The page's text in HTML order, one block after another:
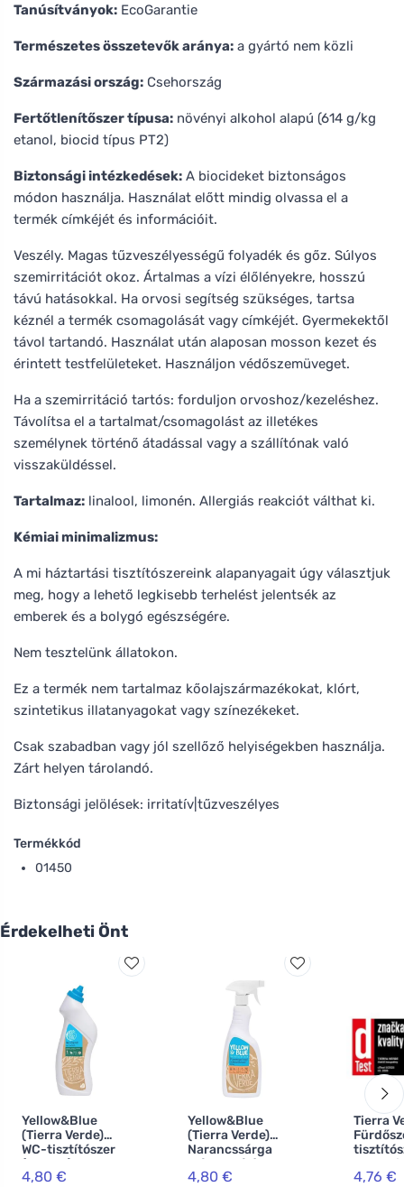
Tanúsítványok: EcoGarantie
Természetes összetevők aránya: a gyártó nem közli
Származási ország: Csehország
Fertőtlenítőszer típusa: növényi alkohol alapú (614 g/kg
etanol, biocid típus PT2)
Biztonsági intézkedések: A biocideket biztonságos
módon használja. Használat előtt mindig olvassa el a
termék címkéjét és információit.
Veszély. Magas tűzveszélyességű folyadék és gőz. Súlyos
szemirritációt okoz. Ártalmas a vízi élőlényekre, hosszú
távú hatásokkal. Ha orvosi segítség szükséges, tartsa
kéznél a termék csomagolását vagy címkéjét. Gyermekektől
távol tartandó. Használat után alaposan mosson kezet és
érintett testfelületeket. Használjon védőszemüveget.
Ha a szemirritáció tartós: forduljon orvoshoz/kezeléshez.
Távolítsa el a tartalmat/csomagolást az illetékes
személynek történő átadással vagy a szállítónak való
visszaküldéssel.
Tartalmaz: linalool, limonén. Allergiás reakciót válthat ki.
Kémiai minimalizmus:
A mi háztartási tisztítószereink alapanyagait úgy választjuk
meg, hogy a lehető legkisebb terhelést jelentsék az
emberek és a bolygó egészségére.
Nem tesztelünk állatokon.
Ez a termék nem tartalmaz kőolajszármazékokat, klórt,
szintetikus illatanyagokat vagy színezékeket.
Csak szabadban vagy jól szellőző helyiségekben használja.
Zárt helyen tárolandó.
Biztonsági jelölések: irritatív|tűzveszélyes
Termékkód
01450
Érdekelheti Önt
Yellow&Blue
(Tierra Verde)
WC-tisztítószer
(750 ml) -
citromsavval
4,80 €
Yellow&Blue
(Tierra Verde)
Narancssárga
zsírtalanító
(spray 750 ml) -
4,80 €
Tierra
menta
4,76 €